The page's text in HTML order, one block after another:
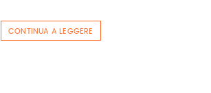
CONTINUA A LEGGERE